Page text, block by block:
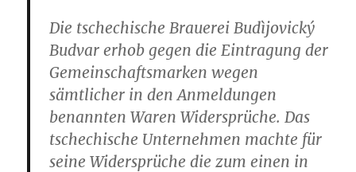
Die tschechische Brauerei Budìjovický
Budvar erhob gegen die Eintragung der
Gemeinschaftsmarken wegen
sämtlicher in den Anmeldungen
benannten Waren Widersprüche. Das
tschechische Unternehmen machte für
seine Widersprüche die zum einen in